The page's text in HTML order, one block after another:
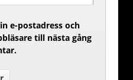
e-postadress och
till nästa gång